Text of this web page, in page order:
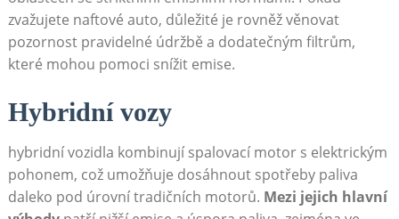
zvažujete ​naftové auto, důležité je rovněž věnovat
pozornost pravidelné údržbě a dodatečným filtrům,⁤
které​ mohou ⁣pomoci ​snížit emise.
Hybridní vozy
hybridní vozidla kombinují spalovací ⁣motor s elektrickým
pohonem, což ‌umožňuje‍ dosáhnout ​spotřeby paliva
daleko pod úrovní tradičních motorů. Mezi⁤ jejich hlavní